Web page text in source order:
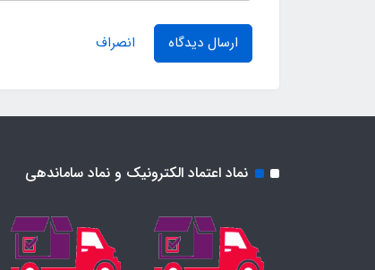
ارسال دیدگاه انصراف
نماد اعتماد الکترونیک و نماد ساماندهی